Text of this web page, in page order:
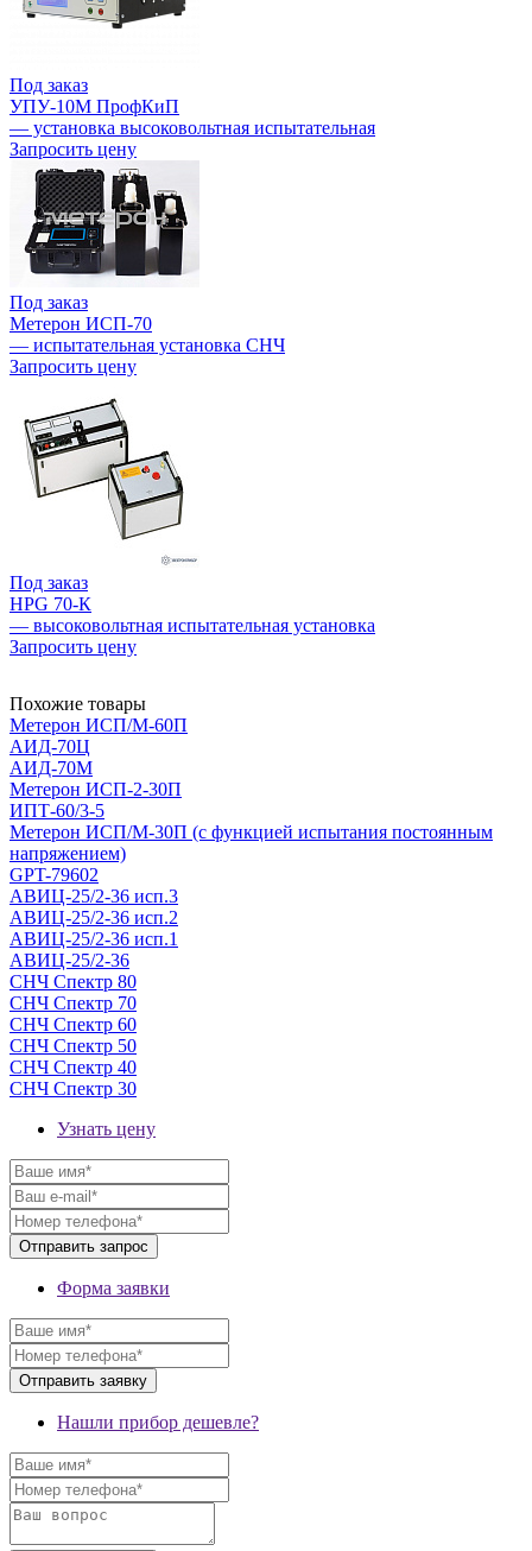
Под заказ
УПУ-10М ПрофКиП
— установка высоковольтная испытательная
Запросить цену
Под заказ
Метерон ИСП-70
— испытательная установка СНЧ
Запросить цену
Под заказ
HPG 70-К
— высоковольтная испытательная установка
Запросить цену
Похожие товары
Метерон ИСП/М-60П
АИД-70Ц
АИД-70М
Метерон ИСП-2-30П
ИПТ-60/3-5
Метерон ИСП/М-30П (с функцией испытания постоянным
напряжением)
GPT-79602
АВИЦ-25/2-36 исп.3
АВИЦ-25/2-36 исп.2
АВИЦ-25/2-36 исп.1
АВИЦ-25/2-36
СНЧ Спектр 80
СНЧ Спектр 70
СНЧ Спектр 60
СНЧ Спектр 50
СНЧ Спектр 40
СНЧ Спектр 30
Узнать цену
Форма заявки
Нашли прибор дешевле?